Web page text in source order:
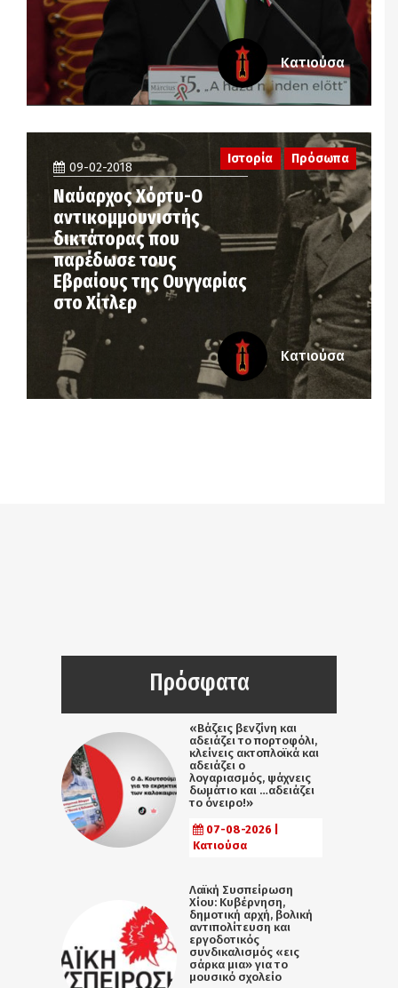
Κατιούσα
09-02-2018
Nαύαρχος Χόρτυ-Ο
αντικομμουνιστής
δικτάτορας που
παρέδωσε τους
Εβραίους της Ουγγαρίας
στο Χίτλερ
Ιστορία Πρόσωπα
Κατιούσα
Πρόσφατα
«Βάζεις βενζίνη και
αδειάζει το πορτοφόλι,
κλείνεις ακτοπλοϊκά και
αδειάζει ο
λογαριασμός, ψάχνεις
δωμάτιο και …αδειάζει
το όνειρο!»
07-08-2026 |
Κατιούσα
Λαϊκή Συσπείρωση
Χίου: Κυβέρνηση,
δημοτική αρχή, βολική
αντιπολίτευση και
εργοδοτικός
συνδικαλισμός «εις
σάρκα μια» για το
μουσικό σχολείο